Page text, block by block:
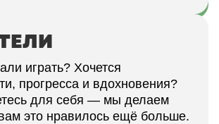
играть? Хочется
прогресса и вдохновения?
для себя — мы делаем
это нравилось ещё больше.